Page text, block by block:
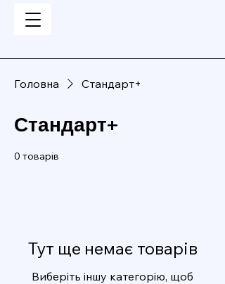
Головна Стандарт+
Стандарт+
0 товарів
Тут ще немає товарів
Виберіть іншу категорію, щоб